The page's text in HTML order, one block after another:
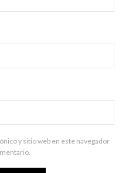
y sitio web en este navegador